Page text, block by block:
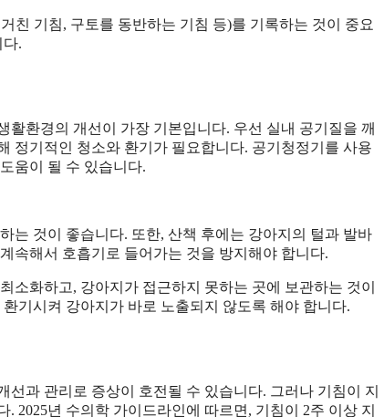
친 기침, 구토를 동반하는 기침 등)를 기록하는 것이 중요
.
환경의 개선이 가장 기본입니다. 우선 실내 공기질을 깨
정기적인 청소와 환기가 필요합니다. 공기청정기를 사용
움이 될 수 있습니다.
는 것이 좋습니다. 또한, 산책 후에는 강아지의 털과 발바
속해서 호흡기로 들어가는 것을 방지해야 합니다.
소화하고, 강아지가 접근하지 못하는 곳에 보관하는 것이
기시켜 강아지가 바로 노출되지 않도록 해야 합니다.
과 관리로 증상이 호전될 수 있습니다. 그러나 기침이 지
2025년 수의학 가이드라인에 따르면, 기침이 2주 이상 지